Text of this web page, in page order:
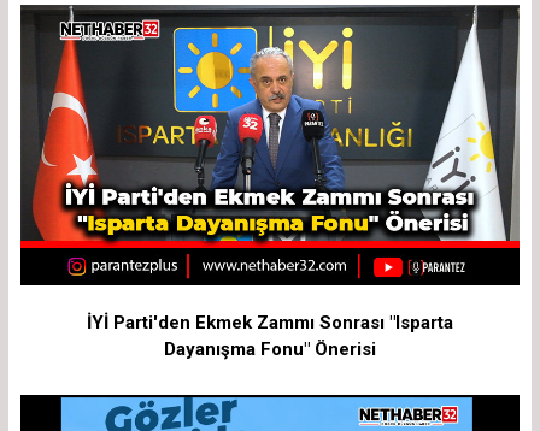
İYİ Parti'den Ekmek Zammı Sonrası "Isparta
Dayanışma Fonu" Önerisi